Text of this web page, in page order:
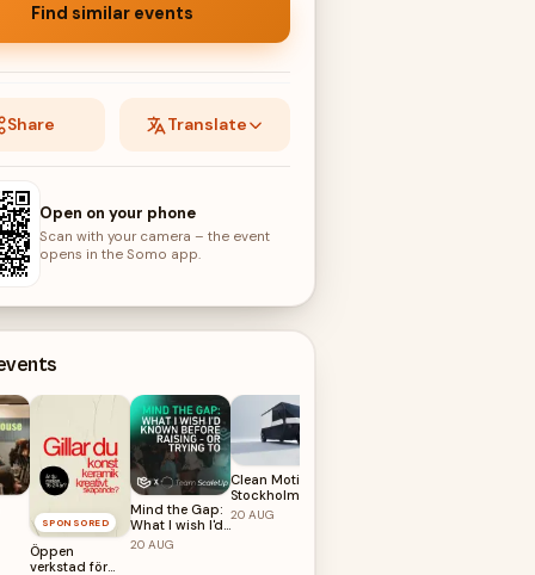
Find similar events
Share Translate
Open on your phone
Scan with your camera – the event
opens in the Somo app.
SPONSORED
Öppen
verkstad för
Mind the Gap:
What I wish I'd
known before
20 AUG
Clean Motion
Stockholm
Launch Event
20 AUG